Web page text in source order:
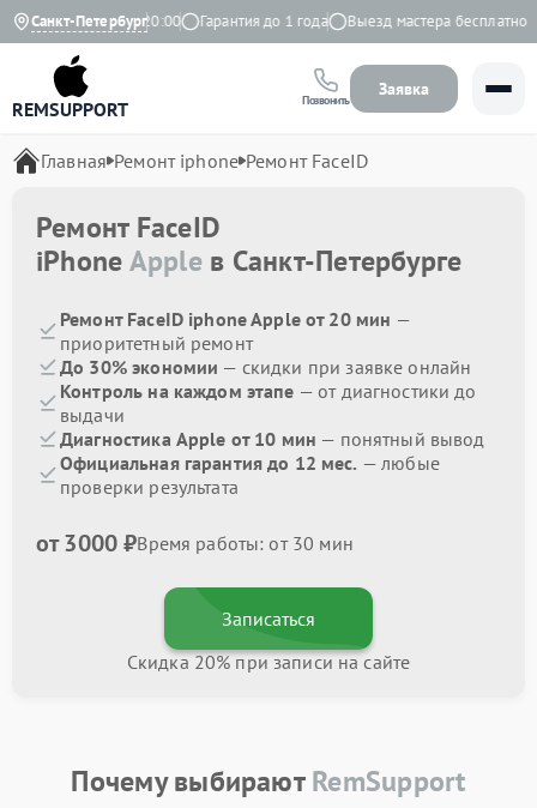
Санкт-Петербург
с 9:00 до 20:00 Гарантия до 1 года Выезд мастера бесплатно
REMSUPPORT Позвонить
Заявка
Главная Ремонт iphone Ремонт FaceID
Ремонт FaceID
iPhoneAppleв Санкт-Петербурге
Ремонт FaceID iphone Apple от 20 мин —
приоритетный ремонт
До 30% экономии — скидки при заявке онлайн
Контроль на каждом этапе — от диагностики до
выдачи
Диагностика Apple от 10 мин — понятный вывод
Официальная гарантия до 12 мес. — любые
проверки результата
от 3000 ₽Время работы: от 30 мин
Записаться
Скидка 20% при записи на сайте
Почему выбираютRemSupport